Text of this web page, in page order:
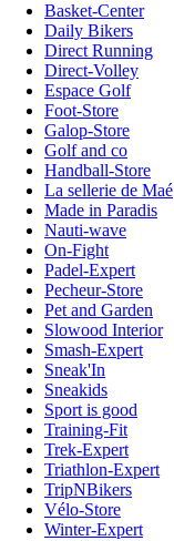
Basket-Center
Daily Bikers
Direct Running
Direct-Volley
Espace Golf
Foot-Store
Galop-Store
Golf and co
Handball-Store
La sellerie de Maé
Made in Paradis
Nauti-wave
On-Fight
Padel-Expert
Pecheur-Store
Pet and Garden
Slowood Interior
Smash-Expert
Sneak'In
Sneakids
Sport is good
Training-Fit
Trek-Expert
Triathlon-Expert
TripNBikers
Vélo-Store
Winter-Expert